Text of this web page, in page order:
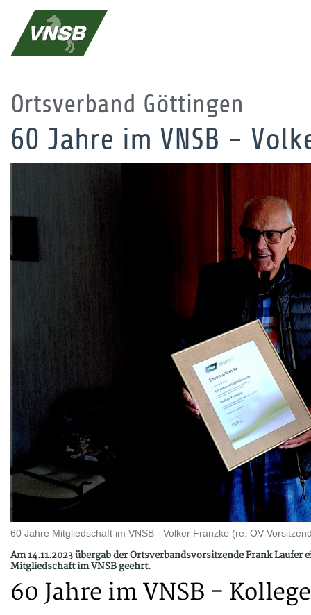
Ortsverband Göttingen
60 Jahre im VNSB -
60 Jahre Mitgliedschaft im VNSB - Volker Franzke (re. OV-
Am 14.11.2023 übergab der Ortsverbandsvorsitzende Frank
Mitgliedschaft im VNSB geehrt.
60 Jahre im VNSB -